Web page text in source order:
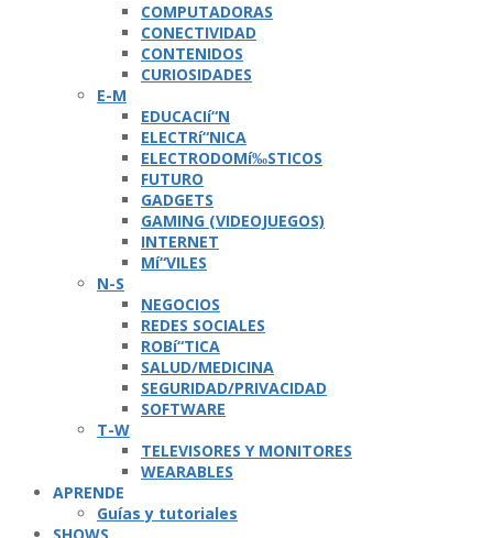
COMPUTADORAS
CONECTIVIDAD
CONTENIDOS
CURIOSIDADES
E-M
EDUCACIí“N
ELECTRí“NICA
ELECTRODOMí‰STICOS
FUTURO
GADGETS
GAMING (VIDEOJUEGOS)
INTERNET
Mí“VILES
N-S
NEGOCIOS
REDES SOCIALES
ROBí“TICA
SALUD/MEDICINA
SEGURIDAD/PRIVACIDAD
SOFTWARE
T-W
TELEVISORES Y MONITORES
WEARABLES
APRENDE
Guí­as y tutoriales